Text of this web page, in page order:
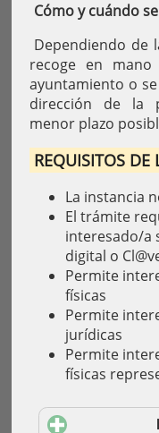
Cómo y cuándo
Dependiendo de
recoge en
ayuntamiento o
dirección de la
menor plazo
REQUISITOS DE
La instancia
El trámite
interesado/a
digital o
Permite
físicas
Permite
jurídicas
Permite
físicas